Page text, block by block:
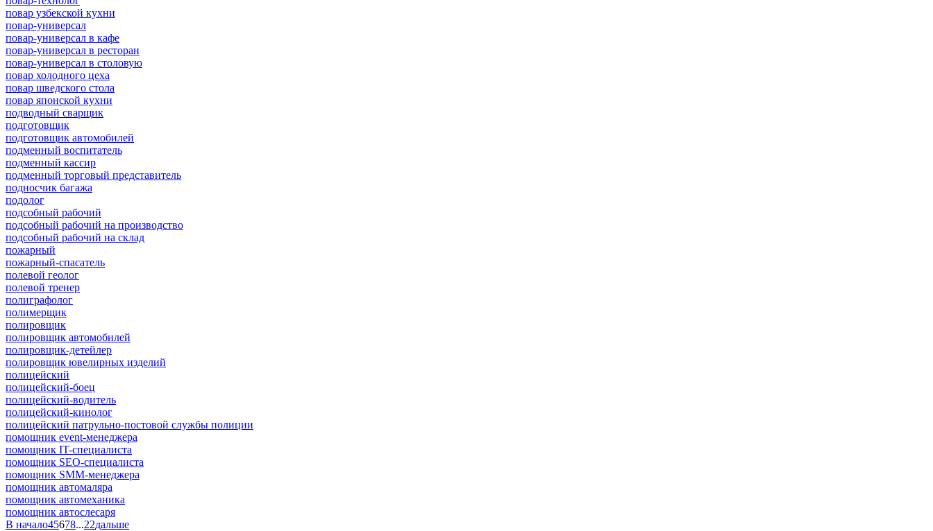
повар узбекской кухни
повар-универсал
повар-универсал в кафе
повар-универсал в ресторан
повар-универсал в столовую
повар холодного цеха
повар шведского стола
повар японской кухни
подводный сварщик
подготовщик
подготовщик автомобилей
подменный воспитатель
подменный кассир
подменный торговый представитель
подносчик багажа
подолог
подсобный рабочий
подсобный рабочий на производство
подсобный рабочий на склад
пожарный
пожарный-спасатель
полевой геолог
полевой тренер
полиграфолог
полимерщик
полировщик
полировщик автомобилей
полировщик-детейлер
полировщик ювелирных изделий
полицейский
полицейский-боец
полицейский-водитель
полицейский-кинолог
полицейский патрульно-постовой службы полиции
помощник event-менеджера
помощник IT-специалиста
помощник SEO-специалиста
помощник SMM-менеджера
помощник автомаляра
помощник автомеханика
помощник автослесаря
В начало45678...22дальше